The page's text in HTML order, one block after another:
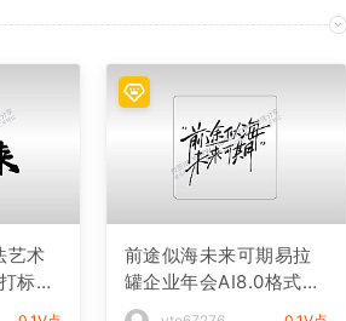
艺术
标文
前途似海未来可期易拉
罐企业年会AI8.0格式激
光打标文件通用矢量图